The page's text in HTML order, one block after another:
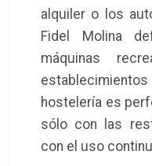
alquiler o los
Fidel Molina
máquinas
hostelería es
sólo con las
con el uso